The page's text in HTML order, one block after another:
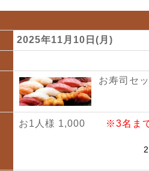
2025年11月10日(月)
お寿司セ
お1人様 1,000 ※3名ま